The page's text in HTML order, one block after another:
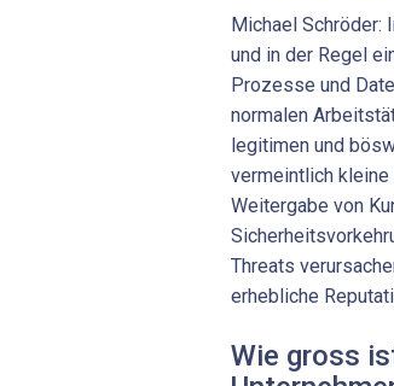
Michael Schröder:
und in der Regel
Prozesse und
normalen
legitimen und
vermeintlich kleine
Weitergabe von
Threats
erhebliche
Wie gross